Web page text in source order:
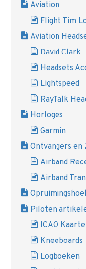
Aviation
Flight Tim
Aviation
David Clark
Headsets
Lightspeed
RayTalk
Horloges
Garmin
Ontvangers en
Airband
Airband
Piloten
ICAO
Kneeboards
Logboeken